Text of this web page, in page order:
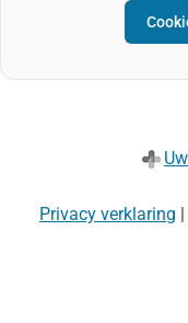
Privacy verklaring |